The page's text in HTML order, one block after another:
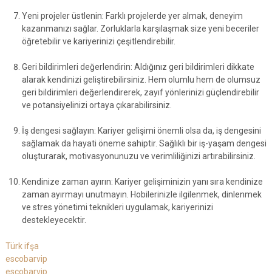
Yeni projeler üstlenin: Farklı projelerde yer almak, deneyim
kazanmanızı sağlar. Zorluklarla karşılaşmak size yeni beceriler
öğretebilir ve kariyerinizi çeşitlendirebilir.
Geri bildirimleri değerlendirin: Aldığınız geri bildirimleri dikkate
alarak kendinizi geliştirebilirsiniz. Hem olumlu hem de olumsuz
geri bildirimleri değerlendirerek, zayıf yönlerinizi güçlendirebilir
ve potansiyelinizi ortaya çıkarabilirsiniz.
İş dengesi sağlayın: Kariyer gelişimi önemli olsa da, iş dengesini
sağlamak da hayati öneme sahiptir. Sağlıklı bir iş-yaşam dengesi
oluşturarak, motivasyonunuzu ve verimliliğinizi artırabilirsiniz.
Kendinize zaman ayırın: Kariyer gelişiminizin yanı sıra kendinize
zaman ayırmayı unutmayın. Hobilerinizle ilgilenmek, dinlenmek
ve stres yönetimi teknikleri uygulamak, kariyerinizi
destekleyecektir.
Türk ifşa
escobarvip
escobarvip